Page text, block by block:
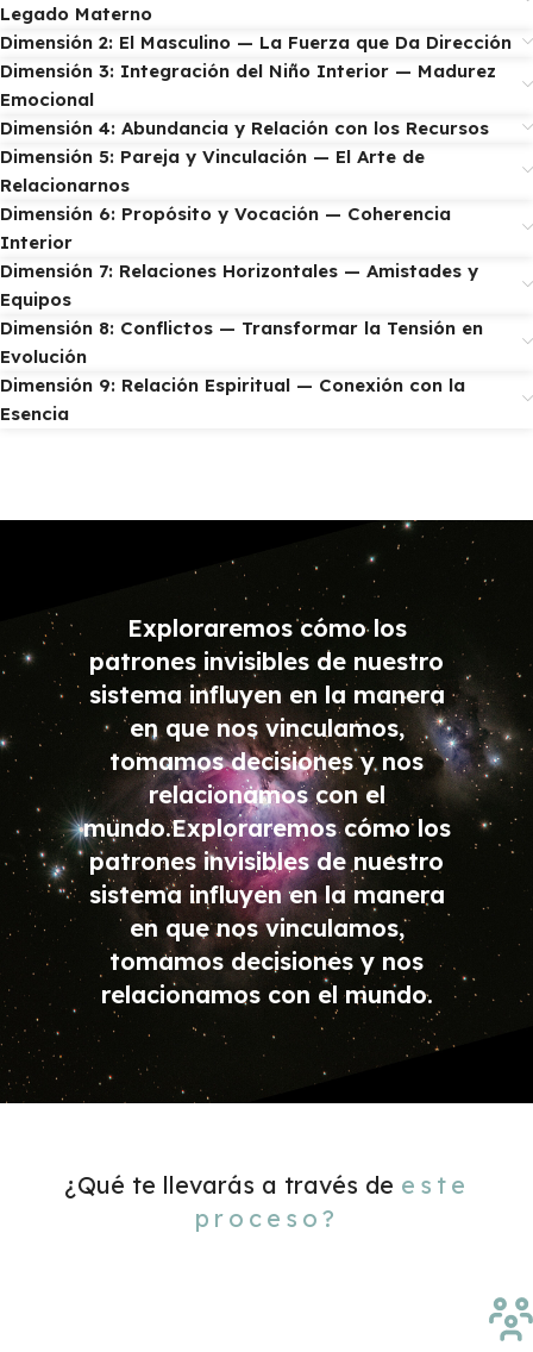
Legado Materno
Dimensión 2: El Masculino — La Fuerza que Da Dirección
Dimensión 3: Integración del Niño Interior — Madurez
Emocional
Dimensión 4: Abundancia y Relación con los Recursos
Dimensión 5: Pareja y Vinculación — El Arte de
Relacionarnos
Dimensión 6: Propósito y Vocación — Coherencia
Interior
Dimensión 7: Relaciones Horizontales — Amistades y
Equipos
Dimensión 8: Conflictos — Transformar la Tensión en
Evolución
Dimensión 9: Relación Espiritual — Conexión con la
Esencia
Exploraremos cómo los
patrones invisibles de nuestro
sistema influyen en la manera
en que nos vinculamos,
tomamos decisiones y nos
relacionamos con el
mundo.Exploraremos cómo los
patrones invisibles de nuestro
sistema influyen en la manera
en que nos vinculamos,
tomamos decisiones y nos
relacionamos con el mundo.
¿Qué te llevarás a través de este
proceso?